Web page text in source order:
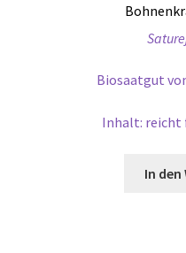
Biosaatgut
Inhalt: reicht
In